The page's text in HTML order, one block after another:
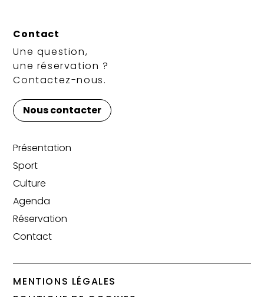
Contact
Une question,
une réservation ?
Contactez-nous.
Nous contacter
Présentation
Sport
Culture
Agenda
Réservation
Contact
MENTIONS LÉGALES